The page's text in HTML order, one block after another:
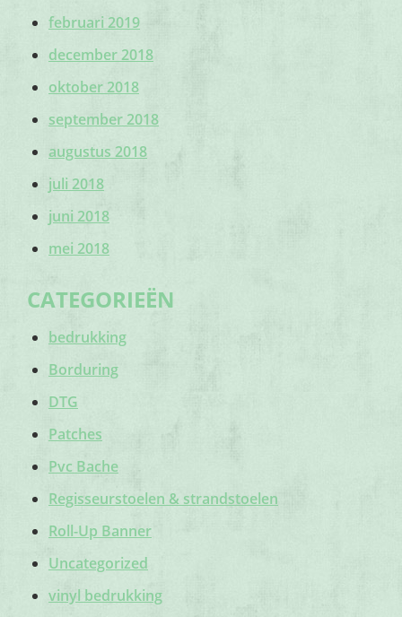
februari 2019
december 2018
oktober 2018
september 2018
augustus 2018
juli 2018
juni 2018
mei 2018
CATEGORIEËN
bedrukking
Borduring
DTG
Patches
Pvc Bache
Regisseurstoelen & strandstoelen
Roll-Up Banner
Uncategorized
vinyl bedrukking